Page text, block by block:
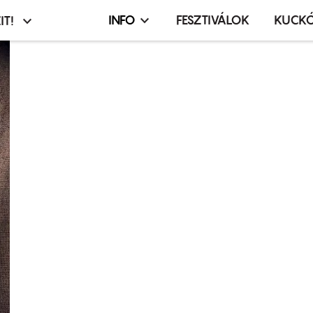
Infó,
INFO FESZTIVÁLOK